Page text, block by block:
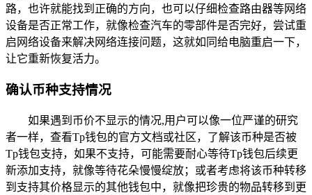
路，也许就能找到正确的方向，也可以仔细检查路由器等网络
设备是否正常工作，就像检查汽车的零部件是否完好，尝试重
启网络设备来解决网络连接问题，这就如同给电脑重启一下，
让它重新恢复活力。
确认币种支持情况
如果遇到币价不显示的情况,用户可以像一位严谨的研究
者一样，查看Tp钱包的官方文档或社区，了解该币种是否被
Tp钱包支持，如果不支持，可能需要耐心等待Tp钱包后续更
新添加支持，就像等待花朵慢慢绽放；或者考虑将该币种转移
到支持其价格显示的其他钱包中，就像把珍贵的物品转移到更